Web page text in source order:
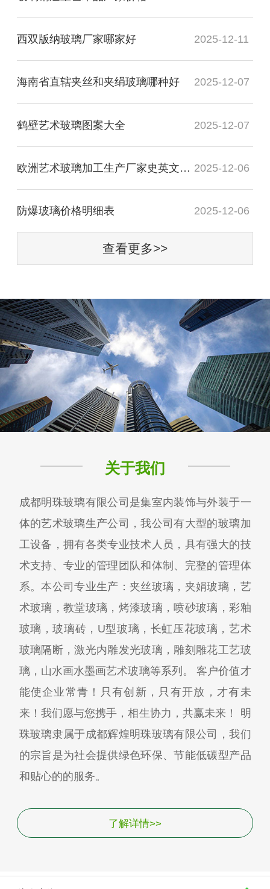
西双版纳玻璃厂家哪家好 2025-12-11
海南省直辖夹丝和夹绢玻璃哪种好 2025-12-07
鹤壁艺术玻璃图案大全 2025-12-07
欧洲艺术玻璃加工生产厂家史英文名词解释 2025-12-06
防爆玻璃价格明细表 2025-12-06
查看更多>>
关于我们
成都明珠玻璃有限公司是集室内装饰与外装于一
体的艺术玻璃生产公司，我公司有大型的玻璃加
工设备，拥有各类专业技术人员，具有强大的技
术支持、专业的管理团队和体制、完整的管理体
系。本公司专业生产：夹丝玻璃，夹娟玻璃，艺
术玻璃，教堂玻璃，烤漆玻璃，喷砂玻璃，彩釉
玻璃，玻璃砖，U型玻璃，长虹压花玻璃，艺术
玻璃隔断，激光内雕发光玻璃，雕刻雕花工艺玻
璃，山水画水墨画艺术玻璃等系列。 客户价值才
能使企业常青！只有创新，只有开放，才有未
来！我们愿与您携手，相生协力，共赢未来！ 明
珠玻璃隶属于成都辉煌明珠玻璃有限公司，我们
的宗旨是为社会提供绿色环保、节能低碳型产品
和贴心的的服务。
了解详情>>